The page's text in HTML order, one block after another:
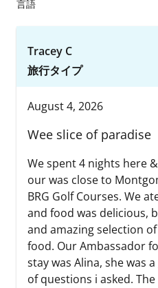
言語
Tracey C
旅行タイプ
August 4, 2026
Wee slice of paradise
We spent 4 nights here
our was close to
BRG Golf Courses. We
and food was delicious,
and amazing selection
food. Our Ambassador
stay was Alina, she was
of questions i asked.